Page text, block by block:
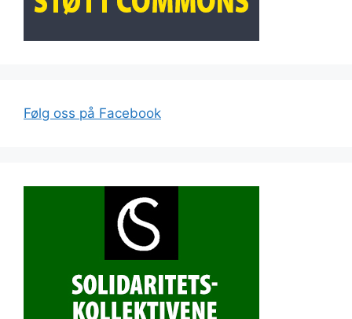
Følg oss på Facebook